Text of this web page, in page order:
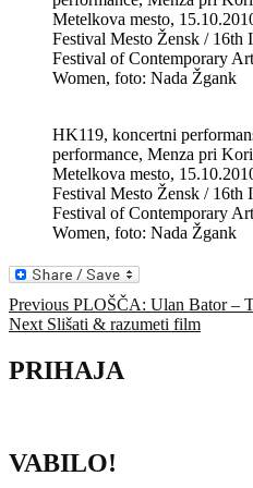
Metelkova mesto,
Festival Mesto Žensk / 16th
Festival of Contemporary
Women, foto: Nada Žgank
HK119, koncertni
performance, Menza pri
Metelkova mesto,
Festival Mesto Žensk / 16th
Festival of Contemporary
Women, foto: Nada Žgank
Navigacija
prispevka
Previous Previous
post:
PLOŠČA: Ulan Bator –
Next Next
Slišati & razumeti film
PRIHAJA
VABILO!